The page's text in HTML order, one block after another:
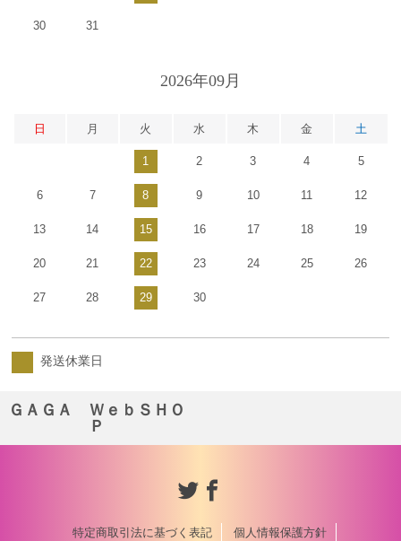
30 31
2026年09月
日 月 火 水 木 金 土
1 2 3 4 5
6 7 8 9 10 11 12
13 14 15 16 17 18 19
20 21 22 23 24 25 26
27 28 29 30
発送休業日
ＧＡＧＡ ＷｅｂＳＨＯ
Ｐ
特定商取引法に基づく表記 個人情報保護方針